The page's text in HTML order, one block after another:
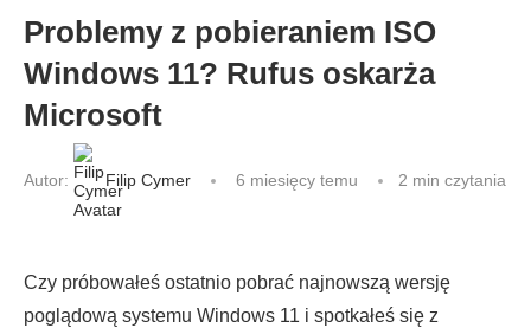
Problemy z pobieraniem ISO
Windows 11? Rufus oskarża
Microsoft
Autor: Filip Cymer 6 miesięcy temu 2 min czytania
Czy próbowałeś ostatnio pobrać najnowszą wersję
poglądową systemu Windows 11 i spotkałeś się z